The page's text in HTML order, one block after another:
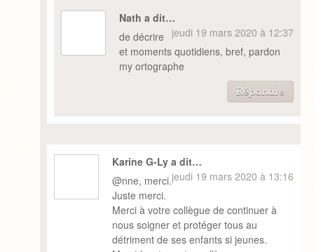
Nath a dit…
jeudi 19 mars 2020 à 12:37
de décrire
et moments quotidiens, bref, pardon
my ortographe
Répondre
Karine G-Ly a dit…
jeudi 19 mars 2020 à 13:16
@nne, merci.
Juste merci.
Merci à votre collègue de continuer à
nous soigner et protéger tous au
détriment de ses enfants si jeunes.